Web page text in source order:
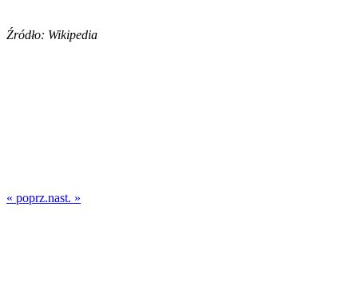
Źródło: Wikipedia
« poprz.nast. »